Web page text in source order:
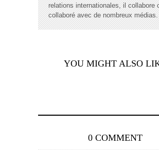
relations internationales, il collabore
collaboré avec de nombreux médias.
YOU MIGHT ALSO
0 COMMENT